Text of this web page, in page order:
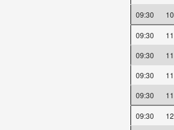
09:30
10
09:30 11
09:30
11
09:30
11
09:30
11
09:30 12